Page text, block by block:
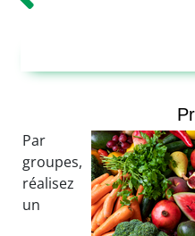
Par
groupes,
réalisez
un